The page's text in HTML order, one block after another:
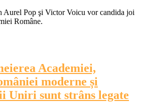
Ioan
Academiei
Române!
Aurel Pop şi Victor Voicu vor candida joi
Române.
Academiei,
moderne și
Uniri sunt strâns legate